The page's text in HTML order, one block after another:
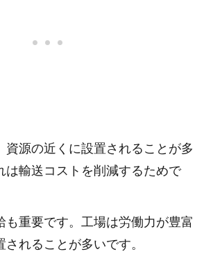
資源の近くに設置されることが多
は輸送コストを削減するためで
も重要です。工場は労働力が豊富
されることが多いです。